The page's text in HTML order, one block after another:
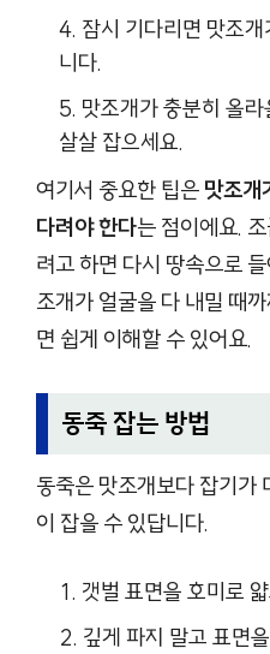
잠시 기다리면 맛조
니다.
맛조개가 충분히 올
살살 잡으세요.
여기서 중요한 팁은 맛조개
다려야 한다는 점이에요.
려고 하면 다시 땅속으로
조개가 얼굴을 다 내밀 때
면 쉽게 이해할 수 있어요.
동죽 잡는 방법
동죽은 맛조개보다 잡기가
이 잡을 수 있답니다.
갯벌 표면을 호미로
깊게 파지 말고 표면